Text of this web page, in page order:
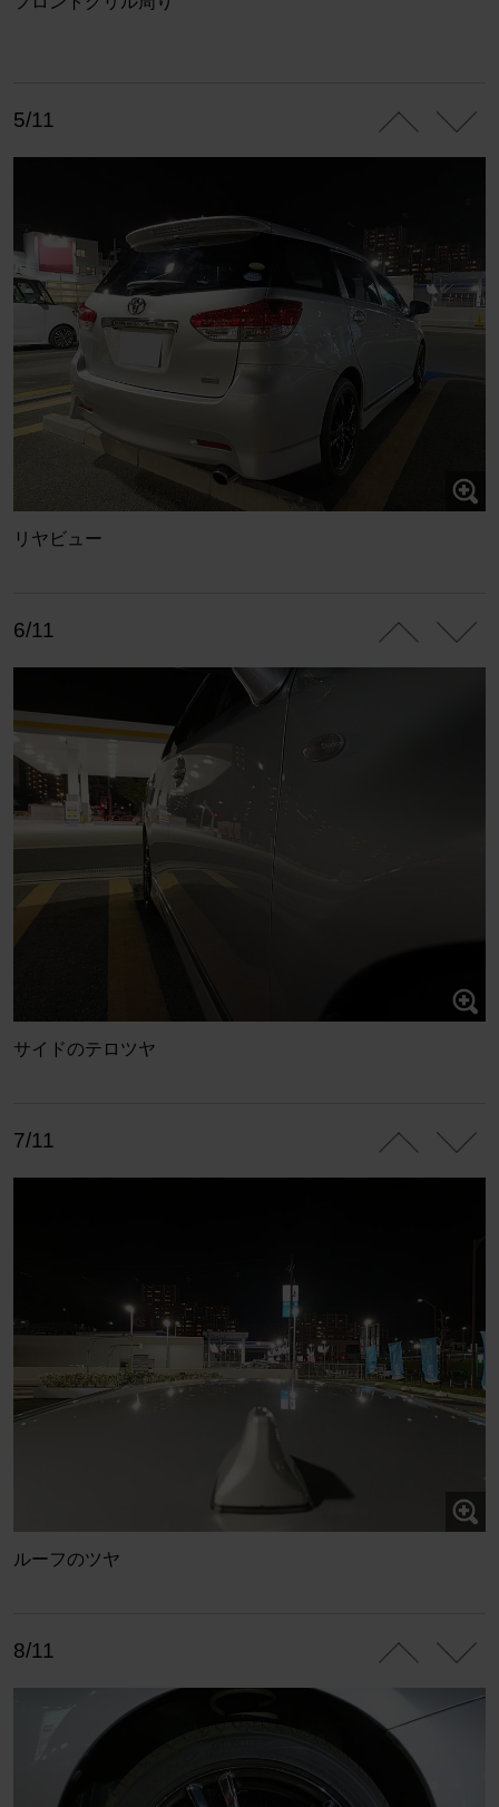
5/11
リヤビュー
6/11
サイドのテロツヤ
7/11
ルーフのツヤ
8/11